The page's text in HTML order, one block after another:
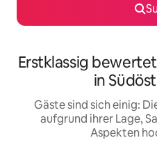
Erstklassig
in
Gäste sind sich einig:
aufgrund ihrer Lage,
Aspekten